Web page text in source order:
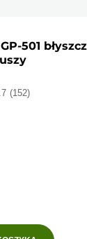
501
(152)